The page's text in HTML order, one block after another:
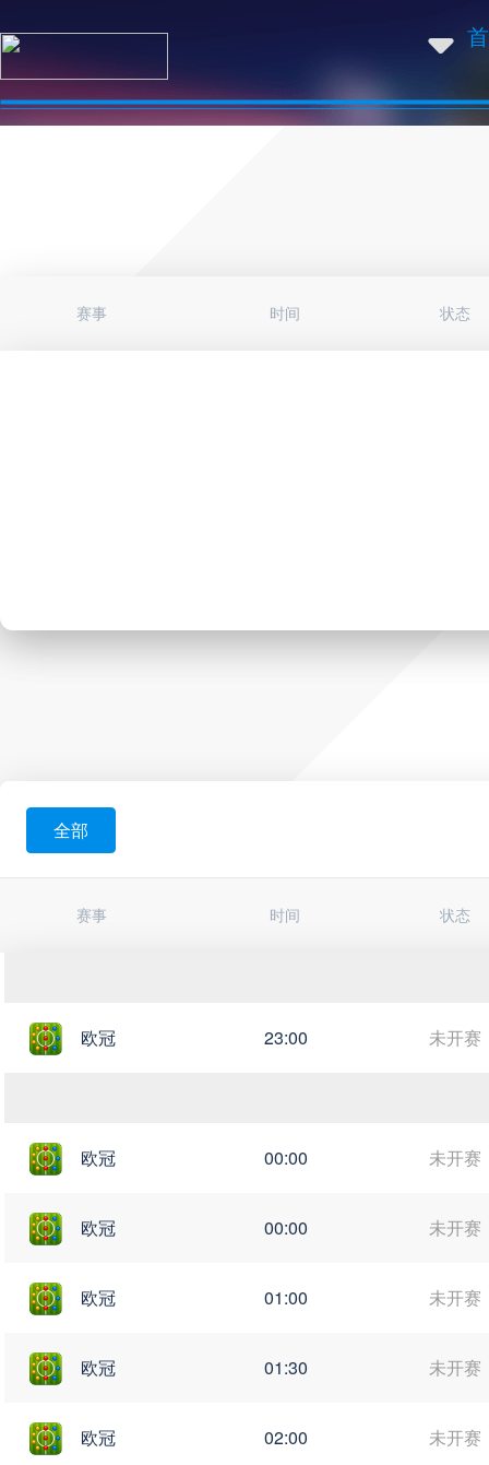
赛事 时间 状态
全部
赛事 时间 状态
欧冠 23:00 未开赛
欧冠 00:00 未开赛
欧冠 00:00 未开赛
欧冠 01:00 未开赛
欧冠 01:30 未开赛
欧冠 02:00 未开赛